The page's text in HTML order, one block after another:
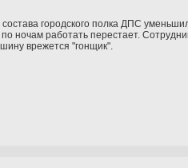
городского полка ДПС
работать перестает.
врежется "гонщик".